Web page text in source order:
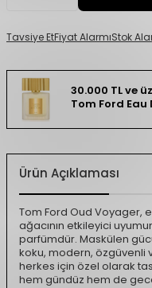
Tavsiye EtFiyat AlarmıStok
30.000 TL ve
Tom Ford Eau
Ürün Açıklaması
Tom Ford Oud Voyager,
ağacının etkileyici
parfümdür. Maskülen
koku, modern, özgüvenli
herkes için özel olarak
hem gündüz hem de